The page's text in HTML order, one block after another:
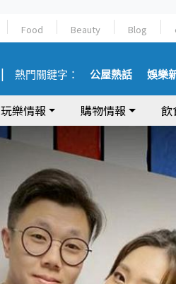
Food Beauty Blog
熱門關鍵字： 公屋熱話 娛樂
玩樂情報 購物情報 飲